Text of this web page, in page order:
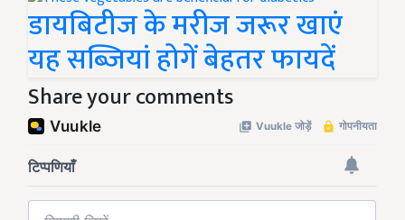
डायबिटीज के मरीज जरूर खाएं
यह सब्जियां होगें बेहतर फायदें
Share your comments